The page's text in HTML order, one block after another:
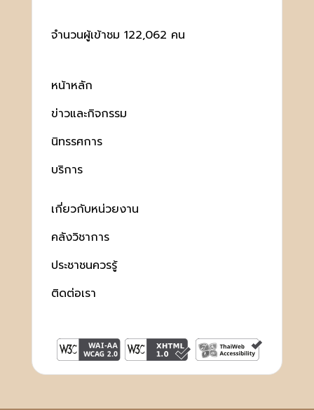
จำนวนผู้เข้าชม 122,062 คน
หน้าหลัก
ข่าวและกิจกรรม
นิทรรศการ
บริการ
เกี่ยวกับหน่วยงาน
คลังวิชาการ
ประชาชนควรรู้
ติดต่อเรา